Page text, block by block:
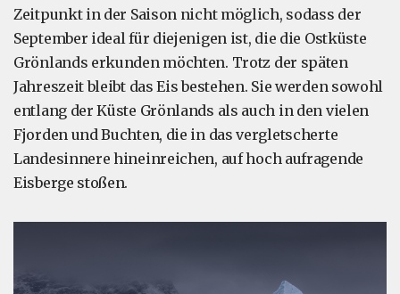
Zeitpunkt in der Saison nicht möglich, sodass der
September ideal für diejenigen ist, die die Ostküste
Grönlands erkunden möchten. Trotz der späten
Jahreszeit bleibt das Eis bestehen. Sie werden sowohl
entlang der Küste Grönlands als auch in den vielen
Fjorden und Buchten, die in das vergletscherte
Landesinnere hineinreichen, auf hoch aufragende
Eisberge stoßen.